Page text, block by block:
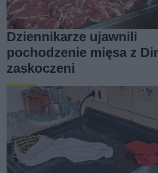
Dziennikarze ujawnili
pochodzenie mięsa z
zaskoczeni